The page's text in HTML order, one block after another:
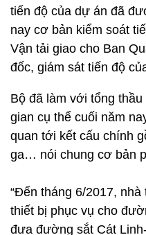
tiến độ của dự án đã
nay cơ bản kiểm soát
Vận tải giao cho Ban
đốc, giám sát tiến độ
Bộ đã làm với tổng
gian cụ thể cuối năm
quan tới kết cấu chính
ga… nói chung cơ bản
“Đến tháng 6/2017,
thiết bị phục vụ cho
đưa đường sắt Cát